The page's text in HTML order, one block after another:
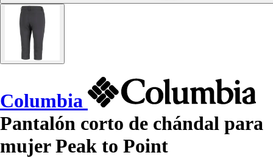
Columbia
Pantalón corto de chándal para
mujer Peak to Point